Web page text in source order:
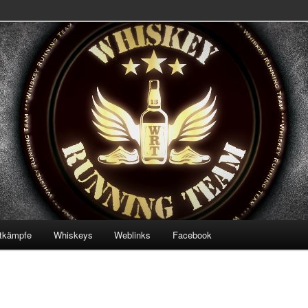
Team
Whiskeys Weblinks Facebook